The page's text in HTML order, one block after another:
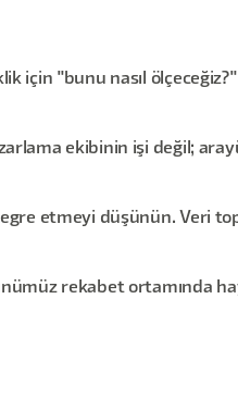
için "bunu nasıl
ekibinin işi değil;
etmeyi düşünün. Veri
rekabet ortamında